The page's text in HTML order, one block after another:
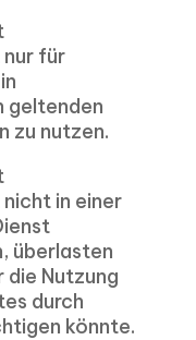
für
geltenden
zu nutzen.
in einer
überlasten
Nutzung
durch
könnte.